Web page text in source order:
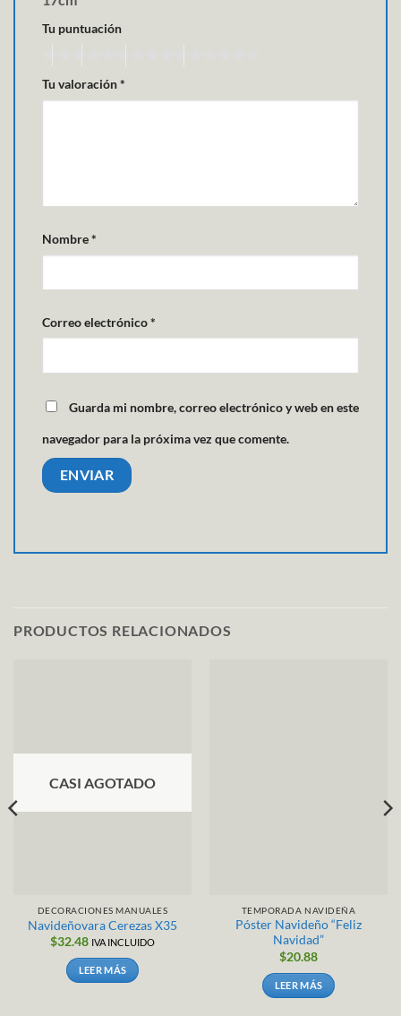
Tu puntuación
Tu valoración*
Nombre*
Correo electrónico*
Guarda mi nombre, correo electrónico y web en este
navegador para la próxima vez que comente.
PRODUCTOS RELACIONADOS
CASI AGOTADO
DECORACIONES MANUALES
Navideñovara Cerezas X35
$32.48 IVA INCLUIDO
LEER MÁS
TEMPORADA NAVIDEÑA
Póster Navideño “Feliz
Navidad”
$20.88
LEER MÁS